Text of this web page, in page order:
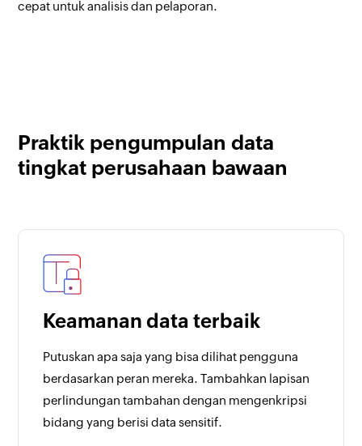
cepat untuk analisis dan pelaporan.
Praktik pengumpulan data
tingkat perusahaan bawaan
Keamanan data terbaik
Putuskan apa saja yang bisa dilihat pengguna
berdasarkan peran mereka. Tambahkan lapisan
perlindungan tambahan dengan mengenkripsi
bidang yang berisi data sensitif.